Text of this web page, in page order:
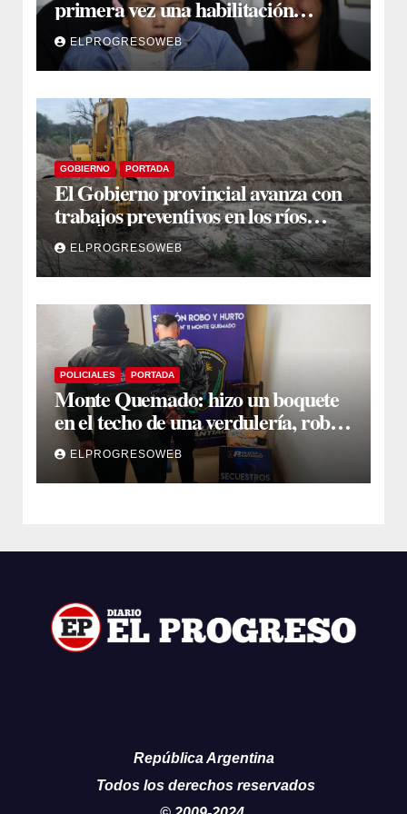
primera vez una habilitación
auditiva con vincha de conducción
óseaELPROGRESOWEB
GOBIERNO PORTADA
El Gobierno provincial avanza con
trabajos preventivos en los ríos
Dulce y Salado y en los Bajos
Submeridionales
ELPROGRESOWEB
POLICIALES PORTADA
Monte Quemado: hizo un boquete
en el techo de una verdulería, robó
$800.000 y cayó tras ser filmado
ELPROGRESOWEB
República Argentina
Todos los derechos reservados